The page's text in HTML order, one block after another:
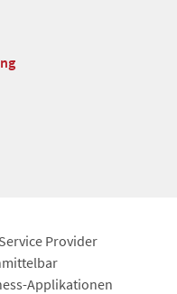
Provider
Applikationen